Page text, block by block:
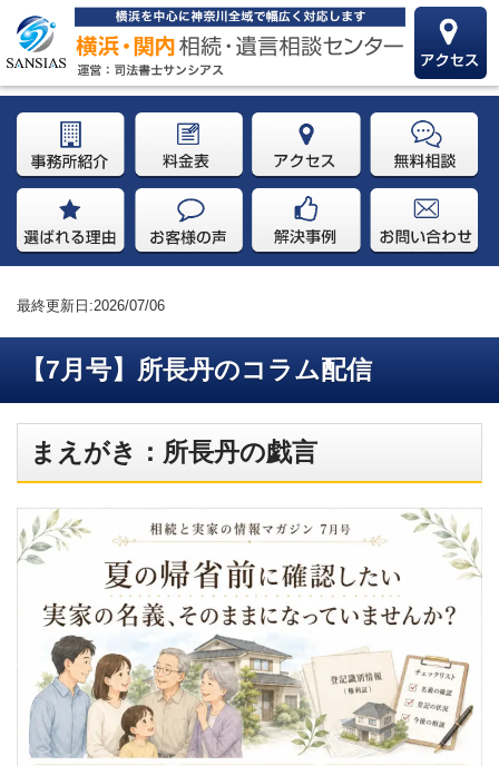
最終更新日:2026/07/06
【7月号】所長丹のコラム配信
まえがき：所長丹の戯言